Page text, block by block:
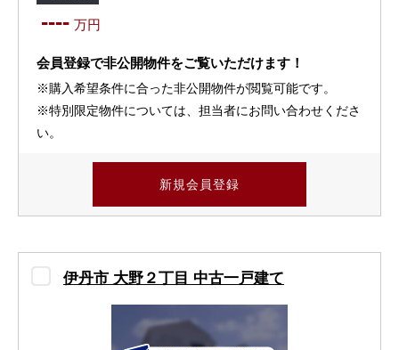
---- 万円
会員登録で非公開物件をご覧いただけます！
※購入希望条件に合った非公開物件が閲覧可能です。
※特別限定物件については、担当者にお問い合わせくださ
い。
新規会員登録
伊丹市 大野２丁目 中古一戸建て